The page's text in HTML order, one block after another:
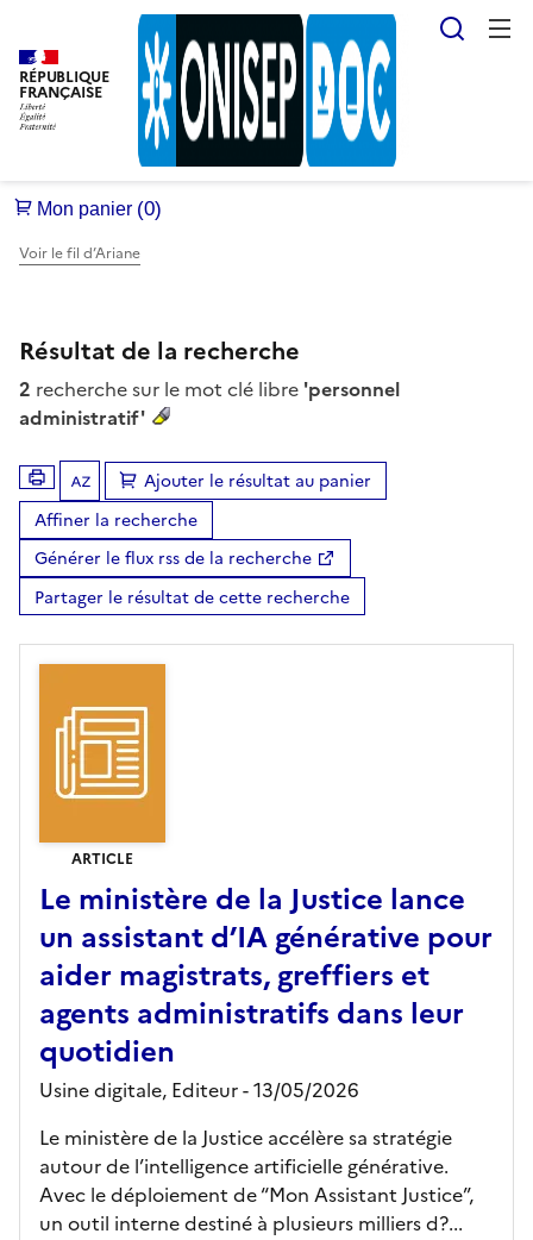
RÉPUBLIQUE
FRANÇAISE
Voir le fil d’Ariane
Résultat de la recherche
2 recherche sur le mot clé libre 'personnel
administratif'
Tris disponibles (Ouverture d'une modale)
Ajouter le résultat au panier
Affiner la recherche
Générer le flux rss de la recherche
Partager le résultat de cette recherche
ARTICLE
Le ministère de la Justice lance
un assistant d’IA générative pour
aider magistrats, greffiers et
agents administratifs dans leur
quotidien
Usine digitale, Editeur- 13/05/2026
Le ministère de la Justice accélère sa stratégie
autour de l’intelligence artificielle générative.
Avec le déploiement de “Mon Assistant Justice”,
un outil interne destiné à plusieurs milliers d?...